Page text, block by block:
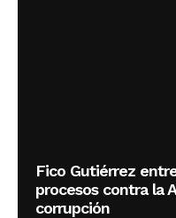
Fico Gutiérrez
procesos contra la
corrupción